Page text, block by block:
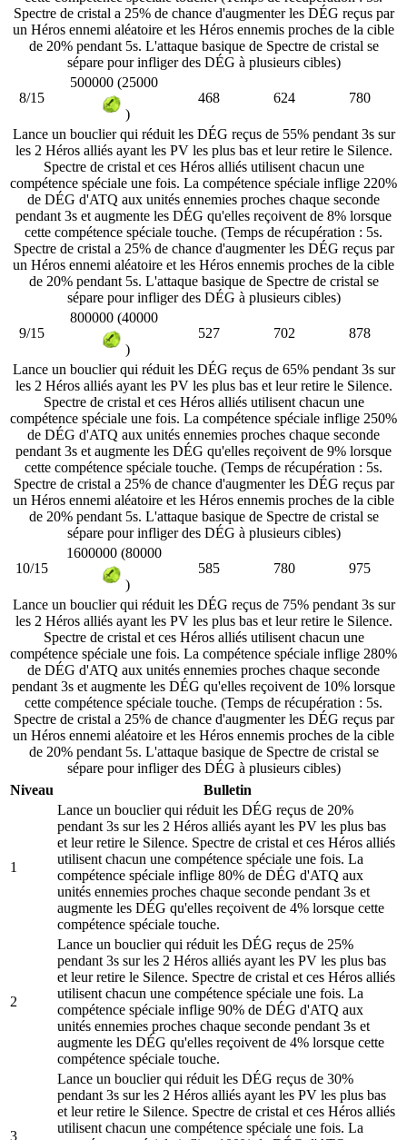
Spectre de cristal a 25% de chance d'augmenter les DÉG reçus par
un Héros ennemi aléatoire et les Héros ennemis proches de la cible
de 20% pendant 5s. L'attaque basique de Spectre de cristal se
sépare pour infliger des DÉG à plusieurs cibles)
8/15
500000 (25000
)
468 624 780
Lance un bouclier qui réduit les DÉG reçus de 55% pendant 3s sur
les 2 Héros alliés ayant les PV les plus bas et leur retire le Silence.
Spectre de cristal et ces Héros alliés utilisent chacun une
compétence spéciale une fois. La compétence spéciale inflige 220%
de DÉG d'ATQ aux unités ennemies proches chaque seconde
pendant 3s et augmente les DÉG qu'elles reçoivent de 8% lorsque
cette compétence spéciale touche. (Temps de récupération : 5s.
Spectre de cristal a 25% de chance d'augmenter les DÉG reçus par
un Héros ennemi aléatoire et les Héros ennemis proches de la cible
de 20% pendant 5s. L'attaque basique de Spectre de cristal se
sépare pour infliger des DÉG à plusieurs cibles)
9/15
800000 (40000
)
527 702 878
Lance un bouclier qui réduit les DÉG reçus de 65% pendant 3s sur
les 2 Héros alliés ayant les PV les plus bas et leur retire le Silence.
Spectre de cristal et ces Héros alliés utilisent chacun une
compétence spéciale une fois. La compétence spéciale inflige 250%
de DÉG d'ATQ aux unités ennemies proches chaque seconde
pendant 3s et augmente les DÉG qu'elles reçoivent de 9% lorsque
cette compétence spéciale touche. (Temps de récupération : 5s.
Spectre de cristal a 25% de chance d'augmenter les DÉG reçus par
un Héros ennemi aléatoire et les Héros ennemis proches de la cible
de 20% pendant 5s. L'attaque basique de Spectre de cristal se
sépare pour infliger des DÉG à plusieurs cibles)
10/15
1600000 (80000
)
585 780 975
Lance un bouclier qui réduit les DÉG reçus de 75% pendant 3s sur
les 2 Héros alliés ayant les PV les plus bas et leur retire le Silence.
Spectre de cristal et ces Héros alliés utilisent chacun une
compétence spéciale une fois. La compétence spéciale inflige 280%
de DÉG d'ATQ aux unités ennemies proches chaque seconde
pendant 3s et augmente les DÉG qu'elles reçoivent de 10% lorsque
cette compétence spéciale touche. (Temps de récupération : 5s.
Spectre de cristal a 25% de chance d'augmenter les DÉG reçus par
un Héros ennemi aléatoire et les Héros ennemis proches de la cible
de 20% pendant 5s. L'attaque basique de Spectre de cristal se
sépare pour infliger des DÉG à plusieurs cibles)
Niveau
Bulletin
1
Lance un bouclier qui réduit les DÉG reçus de 20%
pendant 3s sur les 2 Héros alliés ayant les PV les plus bas
et leur retire le Silence. Spectre de cristal et ces Héros alliés
utilisent chacun une compétence spéciale une fois. La
compétence spéciale inflige 80% de DÉG d'ATQ aux
unités ennemies proches chaque seconde pendant 3s et
augmente les DÉG qu'elles reçoivent de 4% lorsque cette
compétence spéciale touche.
2
Lance un bouclier qui réduit les DÉG reçus de 25%
pendant 3s sur les 2 Héros alliés ayant les PV les plus bas
et leur retire le Silence. Spectre de cristal et ces Héros alliés
utilisent chacun une compétence spéciale une fois. La
compétence spéciale inflige 90% de DÉG d'ATQ aux
unités ennemies proches chaque seconde pendant 3s et
augmente les DÉG qu'elles reçoivent de 4% lorsque cette
compétence spéciale touche.
3
Lance un bouclier qui réduit les DÉG reçus de 30%
pendant 3s sur les 2 Héros alliés ayant les PV les plus bas
et leur retire le Silence. Spectre de cristal et ces Héros alliés
utilisent chacun une compétence spéciale une fois. La